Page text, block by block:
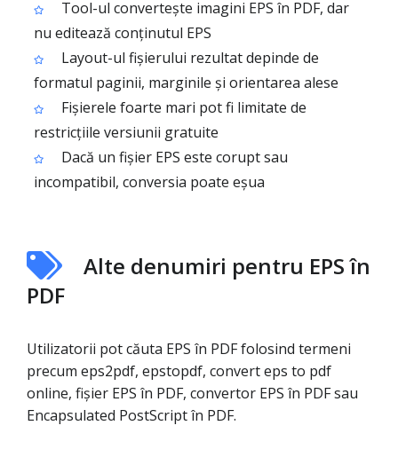
Tool-ul convertește imagini EPS în PDF, dar
nu editează conținutul EPS
Layout-ul fișierului rezultat depinde de
formatul paginii, marginile și orientarea alese
Fișierele foarte mari pot fi limitate de
restricțiile versiunii gratuite
Dacă un fișier EPS este corupt sau
incompatibil, conversia poate eșua
Alte denumiri pentru EPS în
PDF
Utilizatorii pot căuta EPS în PDF folosind termeni
precum eps2pdf, epstopdf, convert eps to pdf
online, fișier EPS în PDF, convertor EPS în PDF sau
Encapsulated PostScript în PDF.